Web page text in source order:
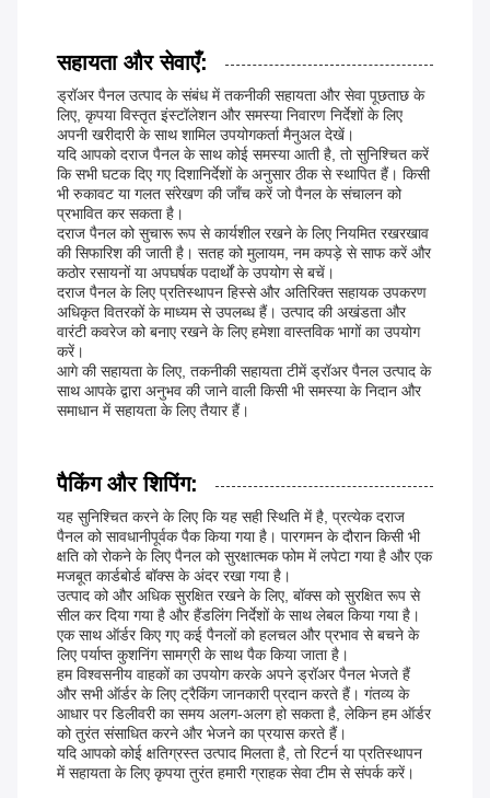
सहायता और सेवाएँ:
ड्रॉअर पैनल उत्पाद के संबंध में तकनीकी सहायता और सेवा पूछताछ के
लिए, कृपया विस्तृत इंस्टॉलेशन और समस्या निवारण निर्देशों के लिए
अपनी खरीदारी के साथ शामिल उपयोगकर्ता मैनुअल देखें।
यदि आपको दराज पैनल के साथ कोई समस्या आती है, तो सुनिश्चित करें
कि सभी घटक दिए गए दिशानिर्देशों के अनुसार ठीक से स्थापित हैं। किसी
भी रुकावट या गलत संरेखण की जाँच करें जो पैनल के संचालन को
प्रभावित कर सकता है।
दराज पैनल को सुचारू रूप से कार्यशील रखने के लिए नियमित रखरखाव
की सिफारिश की जाती है। सतह को मुलायम, नम कपड़े से साफ करें और
कठोर रसायनों या अपघर्षक पदार्थों के उपयोग से बचें।
दराज पैनल के लिए प्रतिस्थापन हिस्से और अतिरिक्त सहायक उपकरण
अधिकृत वितरकों के माध्यम से उपलब्ध हैं। उत्पाद की अखंडता और
वारंटी कवरेज को बनाए रखने के लिए हमेशा वास्तविक भागों का उपयोग
करें।
आगे की सहायता के लिए, तकनीकी सहायता टीमें ड्रॉअर पैनल उत्पाद के
साथ आपके द्वारा अनुभव की जाने वाली किसी भी समस्या के निदान और
समाधान में सहायता के लिए तैयार हैं।
पैकिंग और शिपिंग:
यह सुनिश्चित करने के लिए कि यह सही स्थिति में है, प्रत्येक दराज
पैनल को सावधानीपूर्वक पैक किया गया है। पारगमन के दौरान किसी भी
क्षति को रोकने के लिए पैनल को सुरक्षात्मक फोम में लपेटा गया है और एक
मजबूत कार्डबोर्ड बॉक्स के अंदर रखा गया है।
उत्पाद को और अधिक सुरक्षित रखने के लिए, बॉक्स को सुरक्षित रूप से
सील कर दिया गया है और हैंडलिंग निर्देशों के साथ लेबल किया गया है।
एक साथ ऑर्डर किए गए कई पैनलों को हलचल और प्रभाव से बचने के
लिए पर्याप्त कुशनिंग सामग्री के साथ पैक किया जाता है।
हम विश्वसनीय वाहकों का उपयोग करके अपने ड्रॉअर पैनल भेजते हैं
और सभी ऑर्डर के लिए ट्रैकिंग जानकारी प्रदान करते हैं। गंतव्य के
आधार पर डिलीवरी का समय अलग-अलग हो सकता है, लेकिन हम ऑर्डर
को तुरंत संसाधित करने और भेजने का प्रयास करते हैं।
यदि आपको कोई क्षतिग्रस्त उत्पाद मिलता है, तो रिटर्न या प्रतिस्थापन
में सहायता के लिए कृपया तुरंत हमारी ग्राहक सेवा टीम से संपर्क करें।